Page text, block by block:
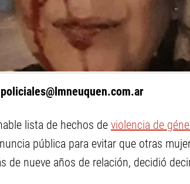
policiales@lmneuquen.com.ar
lista de hechos de violencia de
pública para evitar que otras
de nueve años de relación, decidió